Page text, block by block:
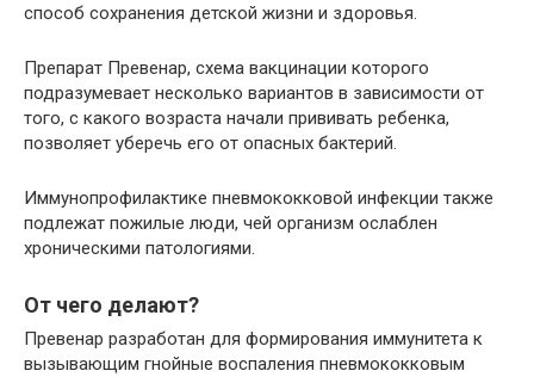
способ сохранения детской жизни и здоровья.
Препарат Превенар, схема вакцинации которого
подразумевает несколько вариантов в зависимости от
того, с какого возраста начали прививать ребенка,
позволяет уберечь его от опасных бактерий.
Иммунопрофилактике пневмококковой инфекции также
подлежат пожилые люди, чей организм ослаблен
хроническими патологиями.
От чего делают?
Превенар разработан для формирования иммунитета к
вызывающим гнойные воспаления пневмококковым